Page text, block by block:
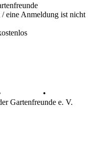
eine Anmeldung ist nicht
•
Gartenfreunde e. V.